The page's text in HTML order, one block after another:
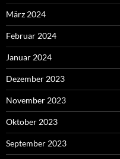
März 2024
Februar 2024
Januar 2024
Dezember 2023
November 2023
Oktober 2023
September 2023